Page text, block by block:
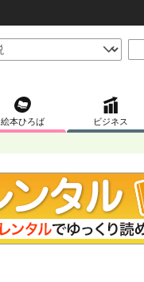
絵本ひろば ビジネス